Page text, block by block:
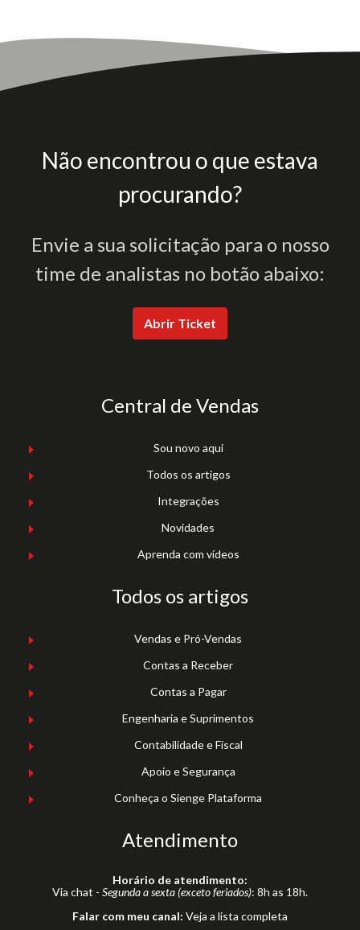
Não encontrou o que estava
procurando?
Envie a sua solicitação para o nosso
time de analistas no botão abaixo:
Abrir Ticket
Central de Vendas
Sou novo aqui
Todos os artigos
Integrações
Novidades
Aprenda com vídeos
Todos os artigos
Vendas e Pró-Vendas
Contas a Receber
Contas a Pagar
Engenharia e Suprimentos
Contabilidade e Fiscal
Apoio e Segurança
Conheça o Sienge Plataforma
Atendimento
Horário de atendimento:
Via chat - Segunda a sexta (exceto feriados): 8h as 18h.
Falar com meu canal: Veja a lista completa